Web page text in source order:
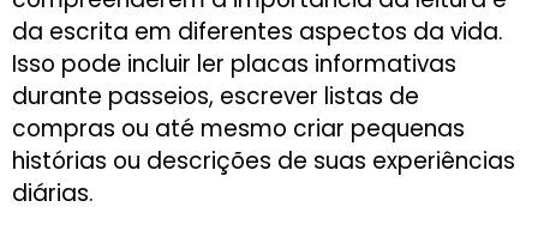
da escrita em diferentes aspectos da vida.
Isso pode incluir ler placas informativas
durante passeios, escrever listas de
compras ou até mesmo criar pequenas
histórias ou descrições de suas experiências
diárias​​.